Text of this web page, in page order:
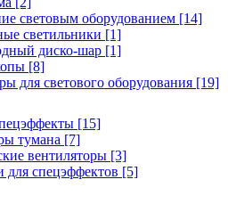
световым оборудованием [14]
светильники [1]
диско-шар [1]
[8]
для светового оборудования [19]
[15]
тумана [7]
вентиляторы [3]
для спецэффектов [5]